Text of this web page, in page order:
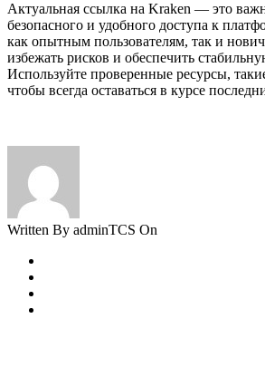
Актуальная ссылка на Kraken — это
безопасного и удобного доступа к
как опытным пользователям, так и
избежать рисков и обеспечить
Используйте проверенные ресурсы,
чтобы всегда оставаться в курсе
Written By adminTCS On